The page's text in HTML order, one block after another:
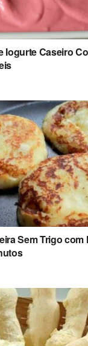
Iogurte Caseiro
Sem Trigo com